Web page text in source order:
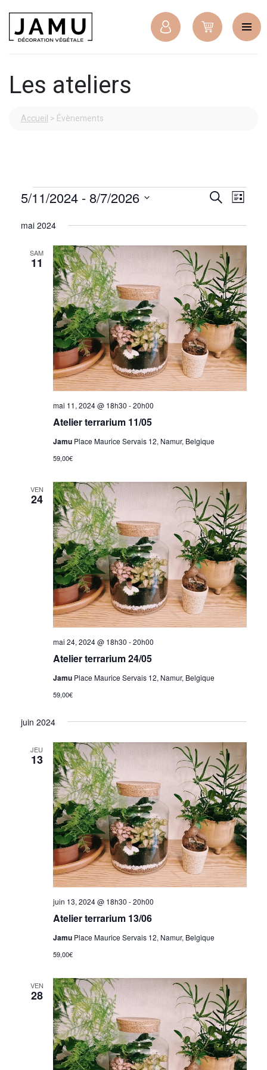
Les ateliers
Accueil > Évènements
Évènements
de
vues
Recherche
vues
Liste
5/11/2024 - 8/7/2026
date.
mai 2024
SAM
11
Atelier terrarium 11/05
mai 11, 2024 @ 18h30 -20h00
Jamu Place Maurice Servais 12, Namur, Belgique
59,00€
VEN
24
Atelier terrarium 24/05
mai 24, 2024 @ 18h30 -20h00
Jamu Place Maurice Servais 12, Namur, Belgique
59,00€
juin 2024
JEU
13
Atelier terrarium 13/06
juin 13, 2024 @ 18h30 -20h00
Jamu Place Maurice Servais 12, Namur, Belgique
59,00€
VEN
28